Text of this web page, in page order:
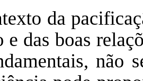
da
e das boas
não